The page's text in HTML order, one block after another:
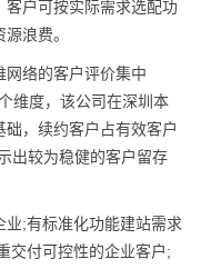
户可按实际需求选配功
浪费。
网络的客户评价集中
维度，该公司在深圳本
，续约客户占有效客户
出较为稳健的客户留存
业;有标准化功能建站需求
交付可控性的企业客户;